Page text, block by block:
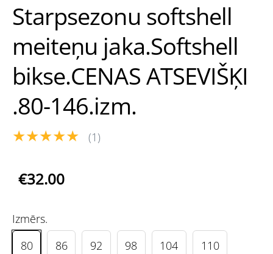
Starpsezonu softshell
meiteņu jaka.Softshell
bikse.CENAS ATSEVIŠĶI
.80-146.izm.
★★★★★ (1)
€32.00
Izmērs.
80
86 92 98 104 110